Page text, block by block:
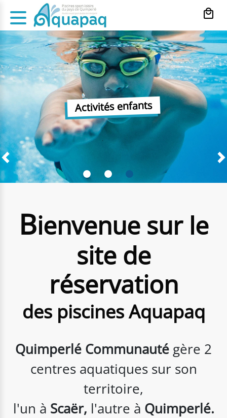
Activités enfants
Bienvenue sur le
site de
réservation
des piscines Aquapaq
Quimperlé Communauté gère 2
centres aquatiques sur son
territoire,
l'un à Scaër, l'autre à Quimperlé.
Panneau de gestion des cookies